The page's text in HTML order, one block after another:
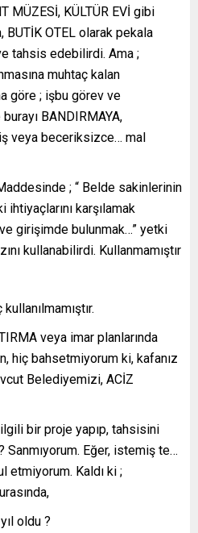
MÜZESİ, KÜLTÜR EVİ gibi
BUTİK OTEL olarak pekala
tahsis edebilirdi. Ama ;
muhtaç kalan
göre ; işbu görev ve
BANDIRMAYA,
veya beceriksizce… mal
; “ Belde sakinlerinin
karşılamak
girişimde bulunmak…” yetki
kullanabilirdi. Kullanmamıştır
veya imar planlarında
hiç bahsetmiyorum ki, kafanız
Belediyemizi, ACİZ
bir proje yapıp, tahsisini
Eğer, istemiş te…
etmiyorum. Kaldı ki ;
oldu ?